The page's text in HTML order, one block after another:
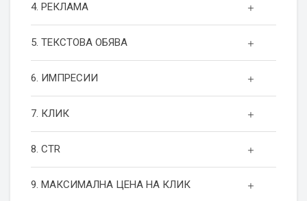
4. РЕКЛАМА
5. ТЕКСТОВА ОБЯВА
6. ИМПРЕСИИ
7. КЛИК
8. CTR
9. МАКСИМАЛНА ЦЕНА НА КЛИК